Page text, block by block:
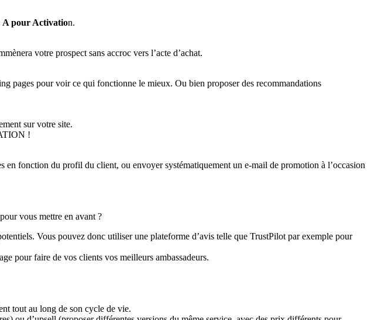
A pour Activation.
votre prospect sans accroc vers l’acte d’achat.
pages pour voir ce qui fonctionne le mieux. Ou bien proposer des recommandations
sur votre site.
!
en fonction du profil du client, ou envoyer systématiquement un e-mail de promotion à l’occasion
vous mettre en avant ?
Vous pouvez donc utiliser une plateforme d’avis telle que TrustPilot par exemple pour
pour faire de vos clients vos meilleurs ambassadeurs.
tout au long de son cycle de vie.